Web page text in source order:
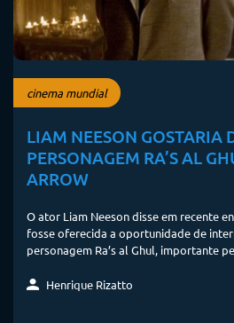
cinema mundial
LIAM NEESON GOSTARIA
PERSONAGEM RA’S AL
ARROW
O ator Liam Neeson disse em recente
fosse oferecida a oportunidade de
personagem Ra’s al Ghul, importante
Henrique Rizatto